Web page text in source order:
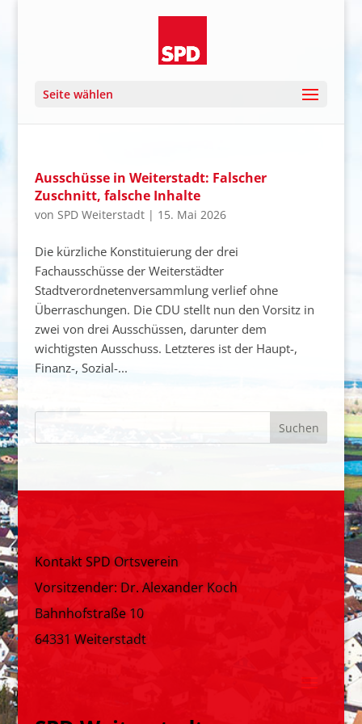
Seite wählen
Ausschüsse in Weiterstadt: Falscher
Zuschnitt, falsche Inhalte
von SPD Weiterstadt| 15. Mai 2026
Die kürzliche Konstituierung der drei
Fachausschüsse der Weiterstädter
Stadtverordnetenversammlung verlief ohne
Überraschungen. Die CDU stellt nun den Vorsitz in
zwei von drei Ausschüssen, darunter dem
wichtigsten Ausschuss. Letzteres ist der Haupt-,
Finanz-, Sozial-...
Kontakt SPD Ortsverein
Vorsitzender: Dr. Alexander Koch
Bahnhofstraße 10
64331 Weiterstadt